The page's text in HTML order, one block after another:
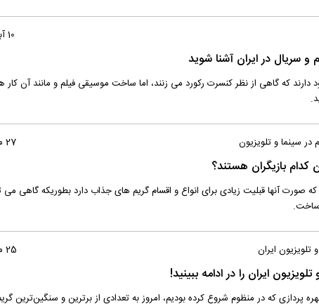
10 آبان 1397
و سریال در ایران آشنا شوید
دارند که گاهی از نظر کنسرت رکورد می زنند، اما ساخت موسیقی فیلم و مانند آن
سینما و تلویزیون 27 مهر 1397
کدام بازیگران هستند؟
صورت آنها قبلیت زیادی برای انواع و اقسام گریم های جذاب دارد بطوریکه گاهی می
ساخت.
تلویزیون ایران 25 مهر 1397
پردازی که در منظوم شروع کرده بودیم، امروز به تعدادی از برترین و سنگین‌ترین